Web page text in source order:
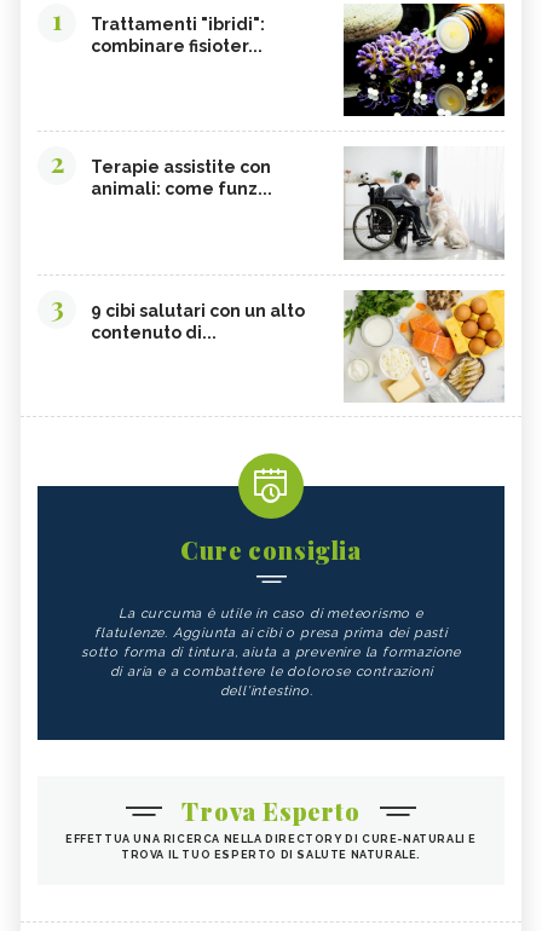
1
Trattamenti "ibridi":
combinare fisioter...
2
Terapie assistite con
animali: come funz...
3
9 cibi salutari con un alto
contenuto di...
Cure consiglia
La curcuma è utile in caso di meteorismo e
flatulenze. Aggiunta ai cibi o presa prima dei pasti
sotto forma di tintura, aiuta a prevenire la formazione
di aria e a combattere le dolorose contrazioni
dell'intestino.
Trova Esperto
EFFETTUA UNA RICERCA NELLA DIRECTORY DI CURE-NATURALI E
TROVA IL TUO ESPERTO DI SALUTE NATURALE.